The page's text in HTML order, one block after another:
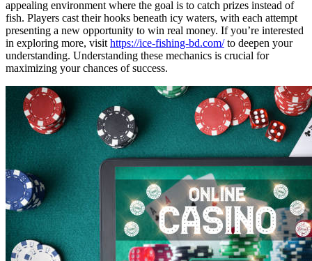
appealing environment where the goal is to catch prizes instead of
fish. Players cast their hooks beneath icy waters, with each attempt
presenting a new opportunity to win real money. If you’re interested
in exploring more, visit https://ice-fishing-bd.com/to deepen your
understanding. Understanding these mechanics is crucial for
maximizing your chances of success.